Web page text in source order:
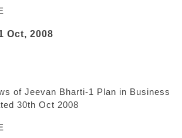
Oct, 2008
of Jeevan Bharti-1 Plan in Business
30th Oct 2008